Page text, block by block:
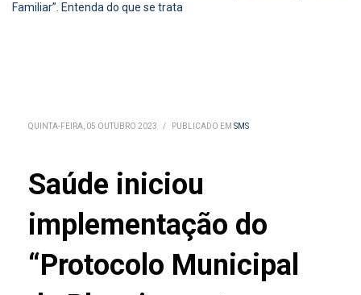
Familiar”. Entenda do que se trata
QUINTA-FEIRA, 05 OUTUBRO 2023 / PUBLICADO EM SMS
Saúde iniciou
implementação do
“Protocolo Municipal